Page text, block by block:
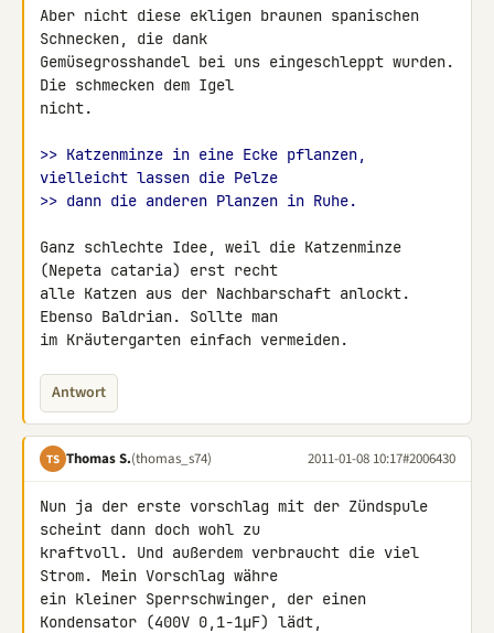
Aber nicht diese ekligen braunen spanischen
Schnecken, die dank
Gemüsegrosshandel bei uns eingeschleppt wurden.
Die schmecken dem Igel
nicht.
>> Katzenminze in eine Ecke pflanzen,
vielleicht lassen die Pelze
>> dann die anderen Planzen in Ruhe.
Ganz schlechte Idee, weil die Katzenminze
(Nepeta cataria) erst recht
alle Katzen aus der Nachbarschaft anlockt.
Ebenso Baldrian. Sollte man
im Kräutergarten einfach vermeiden.
Antwort
TS Thomas S.(thomas_s74) 2011-01-08 10:17#2006430
Nun ja der erste vorschlag mit der Zündspule
scheint dann doch wohl zu
kraftvoll. Und außerdem verbraucht die viel
Strom. Mein Vorschlag währe
ein kleiner Sperrschwinger, der einen
Kondensator (400V 0,1-1µF) lädt,